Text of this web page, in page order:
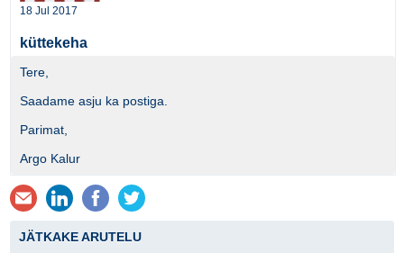
18 Jul 2017
küttekeha
Tere,
Saadame asju ka postiga.
Parimat,
Argo Kalur
JÄTKAKE ARUTELU